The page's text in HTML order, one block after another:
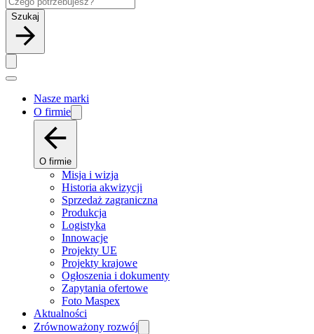
Szukaj
Nasze marki
O firmie
O firmie
Misja i wizja
Historia akwizycji
Sprzedaż zagraniczna
Produkcja
Logistyka
Innowacje
Projekty UE
Projekty krajowe
Ogłoszenia i dokumenty
Zapytania ofertowe
Foto Maspex
Aktualności
Zrównoważony rozwój